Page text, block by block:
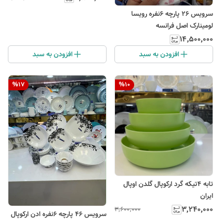
سرویس ۲۶ پارچه ۶نفره رویسا
لومینارک اصل فرانسه
۱۴٬۵۰۰٬۰۰۰
افزودن به سبد افزودن به سبد
%10
تابه ۴تیکه گرد ارکوپال گلدن اوپال
ایران
۳٬۲۴۰٬۰۰۰ ۳٬۶۰۰٬۰۰۰
%17
سرویس ۴۶ پارچه ۶نفره ادن ارکوپال